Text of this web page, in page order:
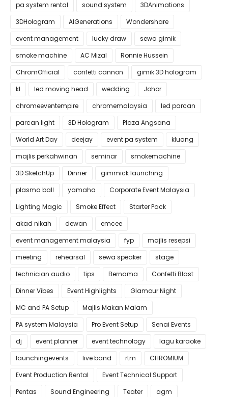
pa system rental
sound system
3DAnimations
3DHologram
AIGenerations
Wondershare
event management
lucky draw
sewa gimik
smoke machine
AC Mizal
Ronnie Hussein
ChromOfficial
confetti cannon
gimik 3D hologram
kl
led moving head wedding
Johor
chromeeventempire
chromemalaysia
led parcan
parcan light
3D Hologram
Plaza Angsana
World Art Day
deejay event pa system
kluang
majlis perkahwinan
seminar
smokemachine
3D SketchUp
Dinner
gimmick launching
plasma ball
yamaha
Corporate Event Malaysia
Lighting Magic
Smoke Effect
Starter Pack
akad nikah
dewan
emcee
event management malaysia
fyp
majlis resepsi
meeting
rehearsal sewa speaker
stage
technician audio
tips Bernama
Confetti Blast
Dinner Vibes
Event Highlights
Glamour Night
MC and PA Setup
Majlis Makan Malam
PA system Malaysia
Pro Event Setup
Senai Events
dj
event planner event technology
lagu karaoke
launchingevents
live band rtm
CHROMIUM
Event Production Rental
Event Technical Support
Pentas
Sound Engineering Teater
agm